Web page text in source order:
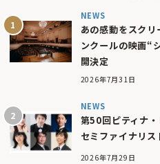
NEWS
あの感動をスク
ンクールの映画“
開決定
2026年7月31日
NEWS
第50回ピティナ・
セミファイナリ
2026年7月29日